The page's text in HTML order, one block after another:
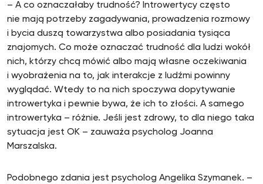
– A co oznaczałaby trudność? Introwertycy często
nie mają potrzeby zagadywania, prowadzenia rozmowy
i bycia duszą towarzystwa albo posiadania tysiąca
znajomych. Co może oznaczać trudność dla ludzi wokół
nich, którzy chcą mówić albo mają własne oczekiwania
i wyobrażenia na to, jak interakcje z ludźmi powinny
wyglądać. Wtedy to na nich spoczywa dopytywanie
introwertyka i pewnie bywa, że ich to złości. A samego
introwertyka – różnie. Jeśli jest zdrowy, to dla niego taka
sytuacja jest OK – zauważa psycholog Joanna
Marszalska.
Podobnego zdania jest psycholog Angelika Szymanek. –